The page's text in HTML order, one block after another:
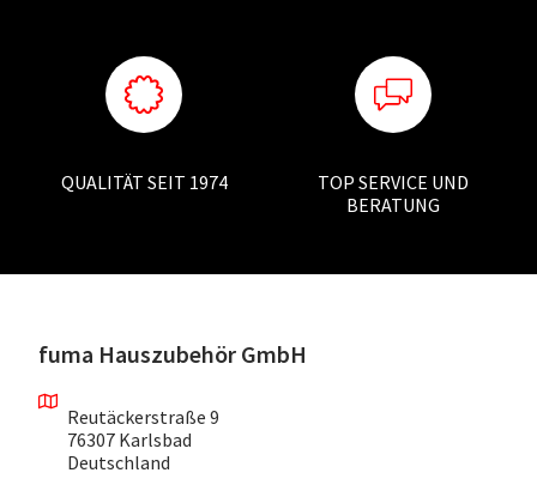
QUALITÄT SEIT 1974
TOP SERVICE UND
BERATUNG
fuma Hauszubehör GmbH
Reutäckerstraße 9
76307 Karlsbad
Deutschland